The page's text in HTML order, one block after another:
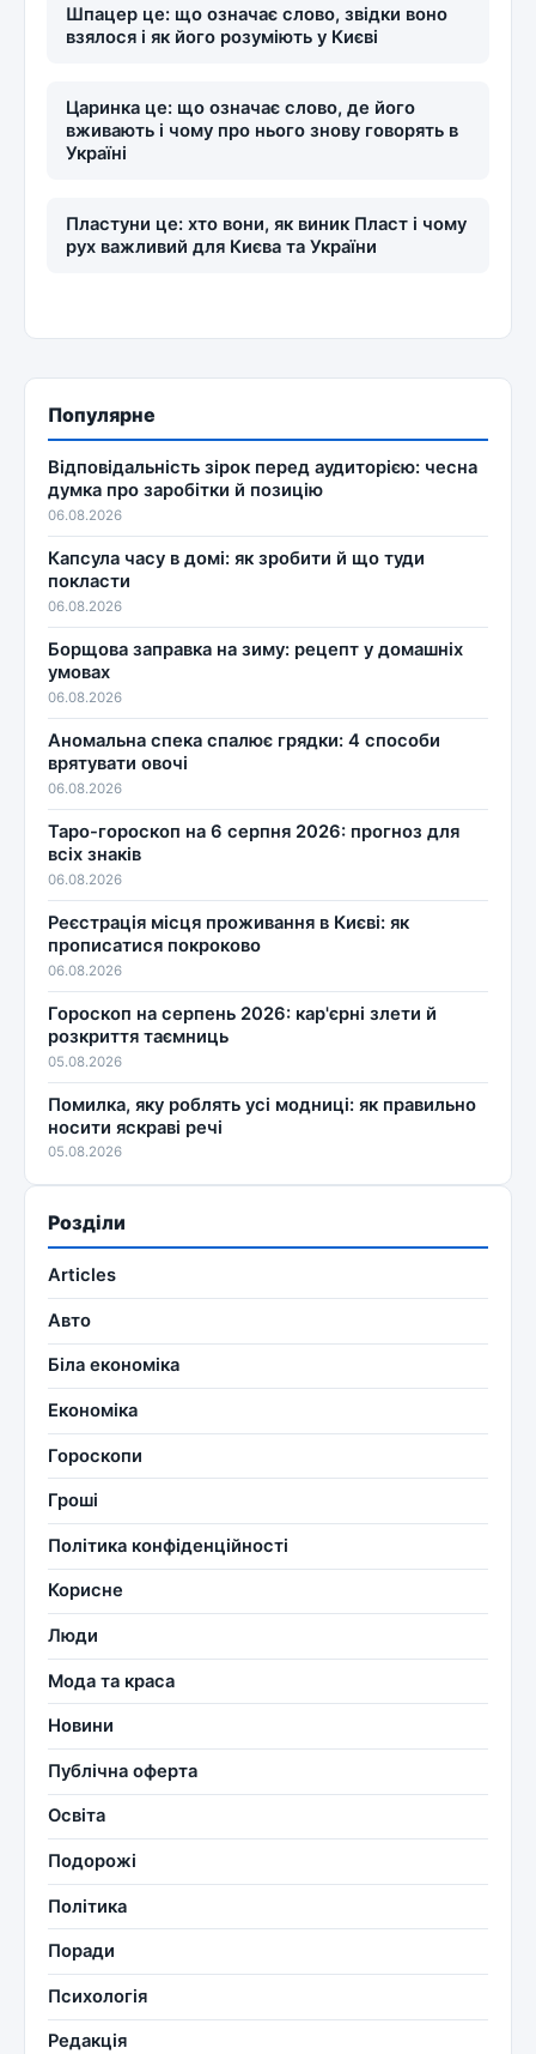
Шпацер це: що означає слово, звідки воно
взялося і як його розуміють у Києві
Царинка це: що означає слово, де його
вживають і чому про нього знову говорять в
Україні
Пластуни це: хто вони, як виник Пласт і чому
рух важливий для Києва та України
Популярне
Відповідальність зірок перед аудиторією: чесна
думка про заробітки й позицію
06.08.2026
Капсула часу в домі: як зробити й що туди
покласти
06.08.2026
Борщова заправка на зиму: рецепт у домашніх
умовах
06.08.2026
Аномальна спека спалює грядки: 4 способи
врятувати овочі
06.08.2026
Таро-гороскоп на 6 серпня 2026: прогноз для
всіх знаків
06.08.2026
Реєстрація місця проживання в Києві: як
прописатися покроково
06.08.2026
Гороскоп на серпень 2026: кар'єрні злети й
розкриття таємниць
05.08.2026
Помилка, яку роблять усі модниці: як правильно
носити яскраві речі
05.08.2026
Розділи
Articles
Авто
Біла економіка
Економіка
Гороскопи
Гроші
Політика конфіденційності
Корисне
Люди
Мода та краса
Новини
Публічна оферта
Освіта
Подорожі
Політика
Поради
Психологія
Редакція